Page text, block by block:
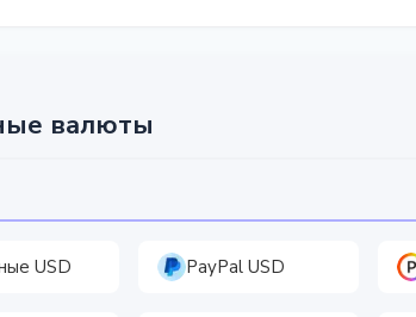
валюты
USD PayPal USD